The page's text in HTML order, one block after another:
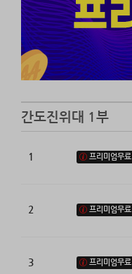
간도진위대 1부
1 프리미엄무료
2 프리미엄무료
3 프리미엄무료